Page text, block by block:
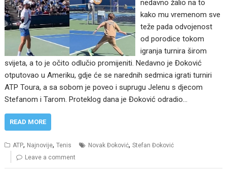
nedavno žalio na to
kako mu vremenom sve
teže pada odvojenost
od porodice tokom
igranja turnira širom
svijeta, a to je očito odlučio promijeniti. Nedavno je Đoković
otputovao u Ameriku, gdje će se narednih sedmica igrati turniri
ATP Toura, a sa sobom je poveo i suprugu Jelenu s djecom
Stefanom i Tarom. Proteklog dana je Đoković odradio…
READ MORE
ATP, Najnovije,Tenis Novak Đoković,Stefan Đoković
Leave a comment